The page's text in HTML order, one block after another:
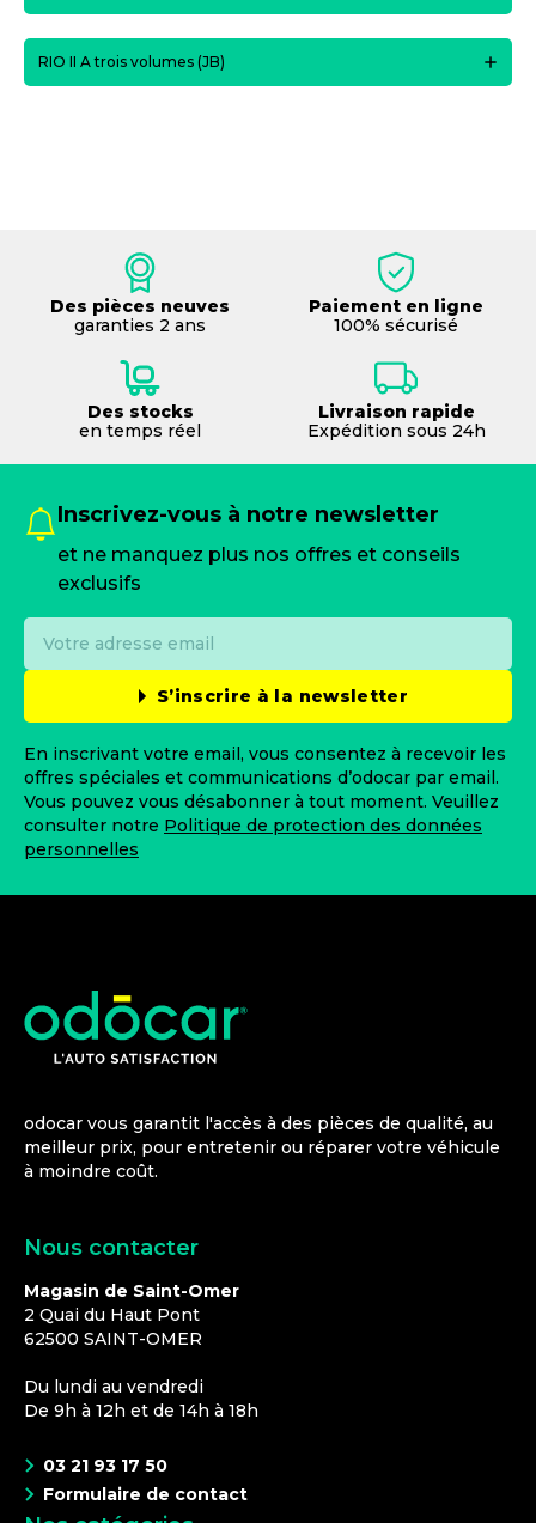
RIO II A trois volumes (JB)
Des pièces neuves
garanties 2 ans
Paiement en ligne
100% sécurisé
Des stocks
en temps réel
Livraison rapide
Expédition sous 24h
Inscrivez-vous à notre newsletter
et ne manquez plus nos offres et conseils
exclusifs
S’inscrire à la newsletter
En inscrivant votre email, vous consentez à recevoir les
offres spéciales et communications d’odocar par email.
Vous pouvez vous désabonner à tout moment. Veuillez
consulter notre Politique de protection des données
personnelles
odocar vous garantit l'accès à des pièces de qualité, au
meilleur prix, pour entretenir ou réparer votre véhicule
à moindre coût.
Nous contacter
Magasin de Saint-Omer
2 Quai du Haut Pont
62500 SAINT-OMER
Du lundi au vendredi
De 9h à 12h et de 14h à 18h
03 21 93 17 50
Formulaire de contact